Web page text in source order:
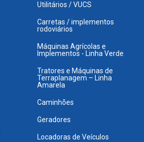
Utilitários / VUCS
Carretas / implementos
rodoviários
Máquinas Agrícolas e
Implementos - Linha Verde
Tratores e Máquinas de
Terraplanagem – Linha
Amarela
Caminhões
Geradores
Locadoras de Veículos